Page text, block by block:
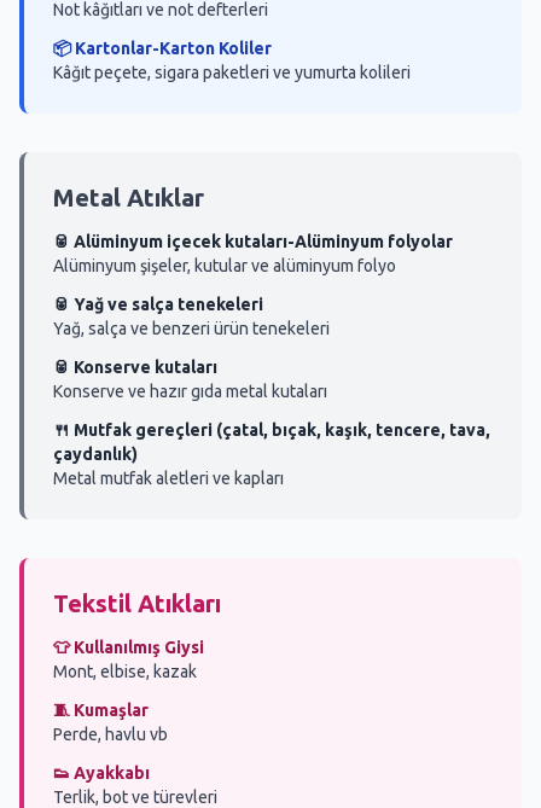
Not kâğıtları ve not defterleri
📦 Kartonlar-Karton Koliler
Kâğıt peçete, sigara paketleri ve yumurta kolileri
Metal Atıklar
🥫 Alüminyum içecek kutaları-Alüminyum folyolar
Alüminyum şişeler, kutular ve alüminyum folyo
🥫 Yağ ve salça tenekeleri
Yağ, salça ve benzeri ürün tenekeleri
🥫 Konserve kutaları
Konserve ve hazır gıda metal kutaları
🍴 Mutfak gereçleri (çatal, bıçak, kaşık, tencere, tava,
çaydanlık)
Metal mutfak aletleri ve kapları
Tekstil Atıkları
👕 Kullanılmış Giysi
Mont, elbise, kazak
🧵 Kumaşlar
Perde, havlu vb
👟 Ayakkabı
Terlik, bot ve türevleri